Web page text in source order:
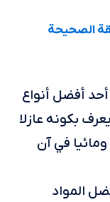
الصحيحة
أفضل أنواع
بكونه عازلا
ومائيا في آن
المواد